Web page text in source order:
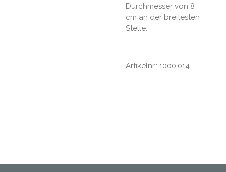
Durchmesser von 8
cm an der breitesten
Stelle.
Artikelnr.: 1000.014